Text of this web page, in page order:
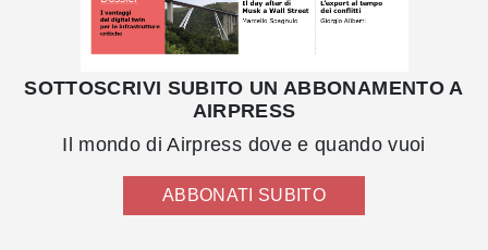
SOTTOSCRIVI SUBITO UN ABBONAMENTO A
AIRPRESS
Il mondo di Airpress dove e quando vuoi
ABBONATI SUBITO